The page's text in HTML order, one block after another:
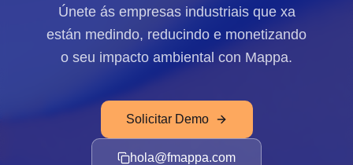
Únete ás empresas industriais que xa
están medindo, reducindo e monetizando
o seu impacto ambiental con Mappa.
Solicitar Demo
hola@fmappa.com